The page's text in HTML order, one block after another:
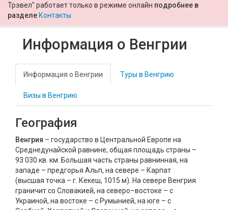
Трэвел" работает только в режиме онлайн подробнее в
разделе Контакты
Информация о Венгрии
Информация о Венгрии Туры в Венгрию
Визы в Венгрию
География
Венгрия – государство в Центральной Европе на
Среднедунайской равнине, общая площадь страны –
93 030 кв. км. Большая часть страны равнинная, на
западе – предгорья Альп, на севере – Карпат
(высшая точка – г. Кекеш, 1015 м). На севере Венгрия
граничит со Словакией, на северо–востоке – с
Украиной, на востоке – с Румынией, на юге – с